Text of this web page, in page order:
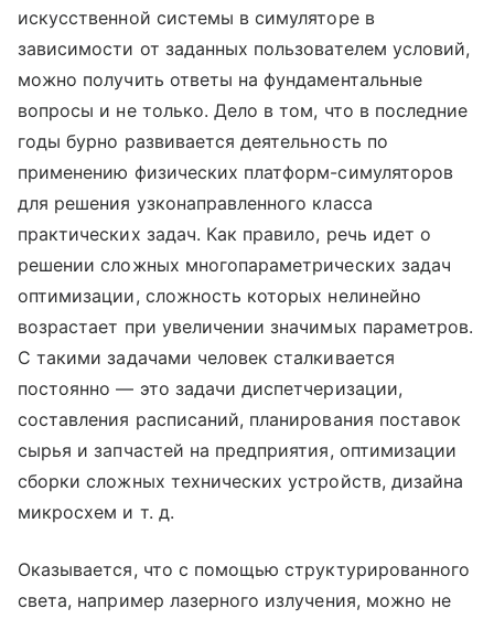
искусственной системы в симуляторе в
зависимости от заданных пользователем условий,
можно получить ответы на фундаментальные
вопросы и не только. Дело в том, что в последние
годы бурно развивается деятельность по
применению физических платформ-симуляторов
для решения узконаправленного класса
практических задач. Как правило, речь идет о
решении сложных многопараметрических задач
оптимизации, сложность которых нелинейно
возрастает при увеличении значимых параметров.
С такими задачами человек сталкивается
постоянно — это задачи диспетчеризации,
составления расписаний, планирования поставок
сырья и запчастей на предприятия, оптимизации
сборки сложных технических устройств, дизайна
микросхем и т. д.
Оказывается, что с помощью структурированного
света, например лазерного излучения, можно не